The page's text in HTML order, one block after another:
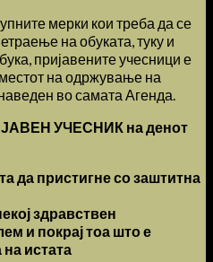
мерки кои треба да се
на обуката, туку и
пријавените учесници е
на одржување на
во самата Агенда.
УЧЕСНИК на денот
да пристигне со заштитна
здравствен
и покрај тоа што е
на истата